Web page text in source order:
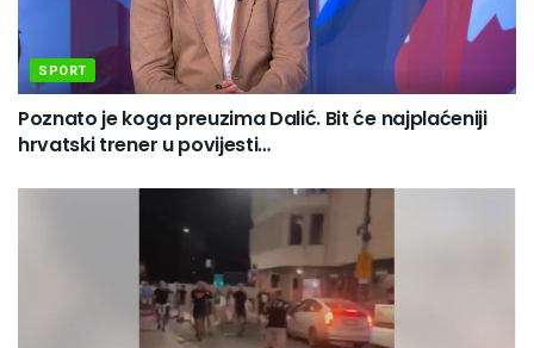
SPORT
Poznato je koga preuzima Dalić. Bit će najplaćeniji
hrvatski trener u povijesti…